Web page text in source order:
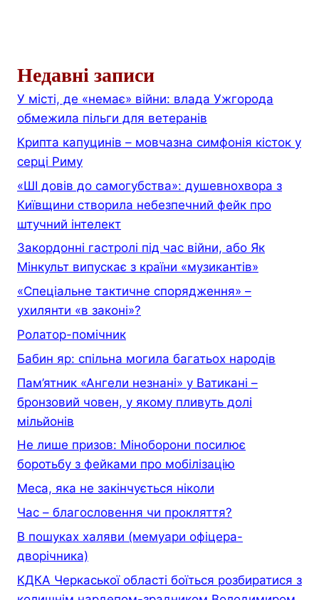
Недавні записи
У місті, де «немає» війни: влада Ужгорода
обмежила пільги для ветеранів
Крипта капуцинів – мовчазна симфонія кісток у
серці Риму
«ШІ довів до самогубства»: душевнохвора з
Київщини створила небезпечний фейк про
штучний інтелект
Закордонні гастролі під час війни, або Як
Мінкульт випускає з країни «музикантів»
«Спеціальне тактичне спорядження» –
ухилянти «в законі»?
Ролатор-помічник
Бабин яр: спільна могила багатьох народів
Пам’ятник «Ангели незнані» у Ватикані –
бронзовий човен, у якому пливуть долі
мільйонів
Не лише призов: Міноборони посилює
боротьбу з фейками про мобілізацію
Меса, яка не закінчується ніколи
Час – благословення чи прокляття?
В пошуках халяви (мемуари офiцера-
дворiчника)
КДКА Черкаської області боїться розбиратися з